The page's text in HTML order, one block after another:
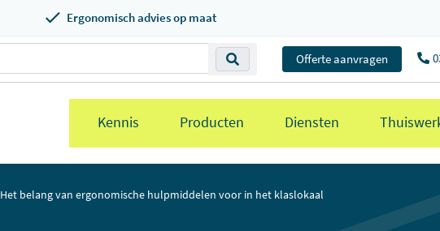
Ergonomisch advies op maat
Offerte aanvragen
Kennis Producten Diensten
Het belang van ergonomische hulpmiddelen voor in het klaslokaal